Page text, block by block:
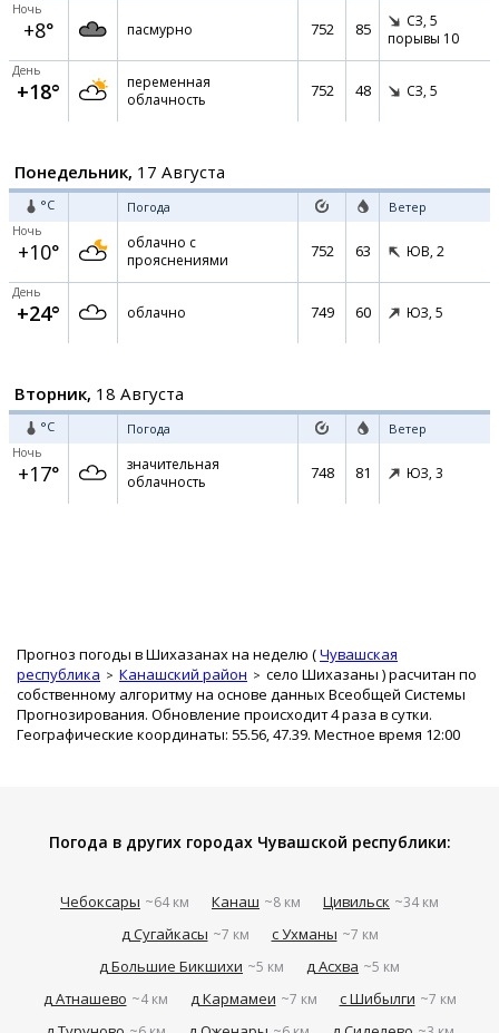
Ночь
+8° пасмурно 752 85 СЗ, 5
порывы 10
День
+18°
переменная
облачность
752 48 СЗ, 5
Понедельник, 17 Августа
°C Погода Ветер
Ночь
+10°
облачно с
прояснениями
752 63 ЮВ, 2
День
+24° облачно 749 60 ЮЗ, 5
Вторник, 18 Августа
°C Погода Ветер
Ночь
+17°
значительная
облачность
748 81 ЮЗ, 3
Прогноз погоды в Шихазанах на неделю (Чувашская
республика
Канашский район село Шихазаны ) расчитан по
собственному алгоритму на основе данных Всеобщей Системы
Прогнозирования. Обновление происходит 4 раза в сутки.
Географические координаты: 55.56, 47.39. Местное время 12:00
Погода в других городах Чувашской республики:
Чебоксары ~64 км Канаш ~8 км Цивильск ~34 км
д Сугайкасы ~7 км с Ухманы ~7 км
д Большие Бикшихи ~5 км д Асхва ~5 км
д Атнашево ~4 км д Кармамеи ~7 км с Шибылги ~7 км